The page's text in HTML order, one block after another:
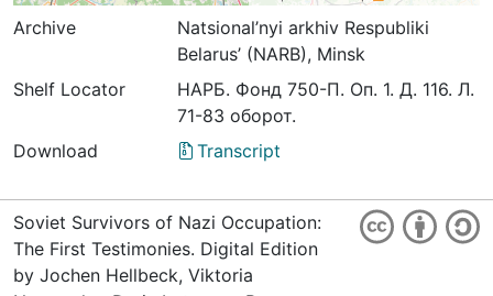
Archive
Natsional’nyi arkhiv Respubliki
Belarus’ (NARB), Minsk
Shelf Locator
НАРБ. Фонд 750-П. Оп. 1. Д. 116. Л.
71-83 оборот.
Download
Transcript
Soviet Survivors of Nazi Occupation:
The First Testimonies. Digital Edition
by Jochen Hellbeck, Viktoria